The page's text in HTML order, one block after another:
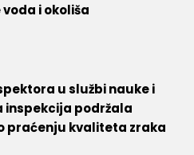
i okoliša
u službi nauke i
inspekcija podržala
praćenju kvaliteta zraka